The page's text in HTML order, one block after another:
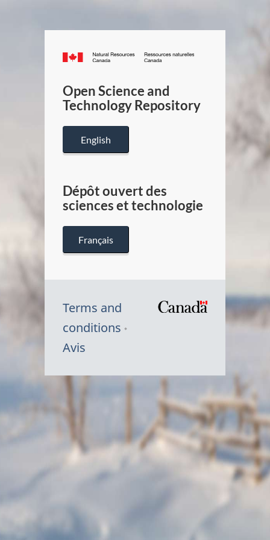
Canada.ca
/
Canada
Open Science and
Technology Repository
English
Dépôt ouvert des
sciences et technologie
Français
Terms and
conditions
Avis
Symbole
Canada